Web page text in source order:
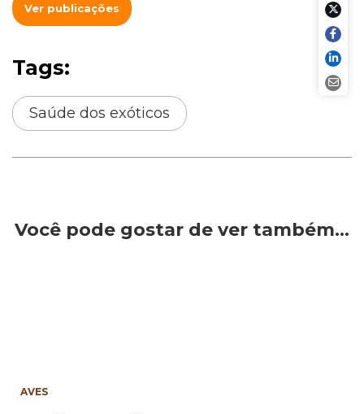
Ver publicações
Tags:
Saúde dos exóticos
Você pode gostar de ver também…
AVES